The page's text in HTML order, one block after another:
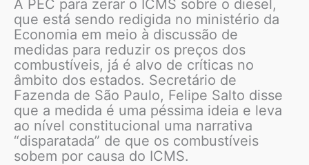
A PEC para zerar o ICMS sobre o diesel,
que está sendo redigida no ministério da
Economia em meio à discussão de
medidas para reduzir os preços dos
combustíveis, já é alvo de críticas no
âmbito dos estados. Secretário de
Fazenda de São Paulo, Felipe Salto disse
que a medida é uma péssima ideia e leva
ao nível constitucional uma narrativa
“disparatada” de que os combustíveis
sobem por causa do ICMS.